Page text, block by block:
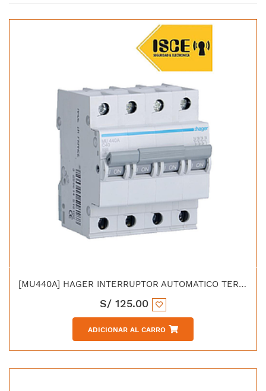
[MU440A] HAGER INTERRUPTOR AUTOMATICO TERMOMAGNETICO C 4X40A 6KA 415V/20KA/230V - IEC60898 / IEC 60947-2 ACC
S/ 125.00
ADICIONAR AL CARRO